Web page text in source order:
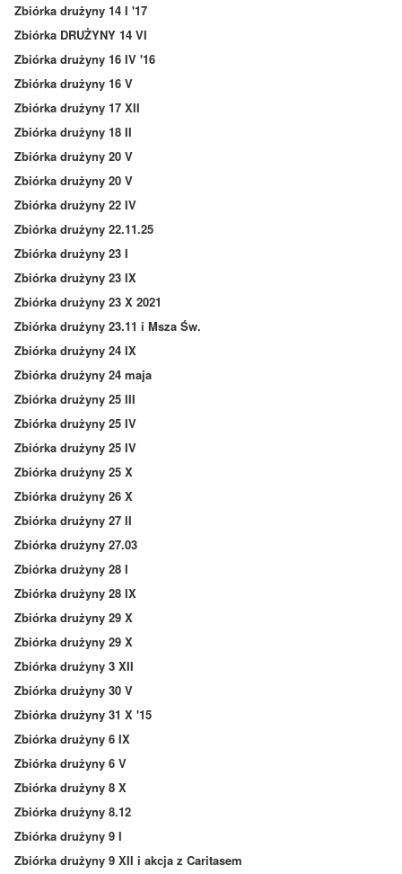
Zbiórka drużyny 14 I '17
Zbiórka DRUŻYNY 14 VI
Zbiórka drużyny 16 IV '16
Zbiórka drużyny 16 V
Zbiórka drużyny 17 XII
Zbiórka drużyny 18 II
Zbiórka drużyny 20 V
Zbiórka drużyny 20 V
Zbiórka drużyny 22 IV
Zbiórka drużyny 22.11.25
Zbiórka drużyny 23 I
Zbiórka drużyny 23 IX
Zbiórka drużyny 23 X 2021
Zbiórka drużyny 23.11 i Msza Św.
Zbiórka drużyny 24 IX
Zbiórka drużyny 24 maja
Zbiórka drużyny 25 III
Zbiórka drużyny 25 IV
Zbiórka drużyny 25 IV
Zbiórka drużyny 25 X
Zbiórka drużyny 26 X
Zbiórka drużyny 27 II
Zbiórka drużyny 27.03
Zbiórka drużyny 28 I
Zbiórka drużyny 28 IX
Zbiórka drużyny 29 X
Zbiórka drużyny 29 X
Zbiórka drużyny 3 XII
Zbiórka drużyny 30 V
Zbiórka drużyny 31 X '15
Zbiórka drużyny 6 IX
Zbiórka drużyny 6 V
Zbiórka drużyny 8 X
Zbiórka drużyny 8.12
Zbiórka drużyny 9 I
Zbiórka drużyny 9 XII i akcja z Caritasem